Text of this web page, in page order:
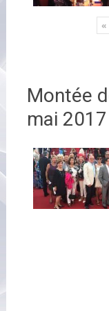
«
Montée
mai 2017